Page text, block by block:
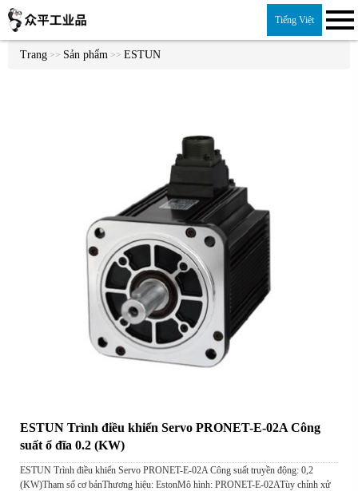
Tiếng Việt
Trang >> Sản phẩm >> ESTUN
ESTUN Trình điều khiển Servo PRONET-E-02A Công
suất ổ đĩa 0.2 (KW)
ESTUN Trình điều khiển Servo PRONET-E-02A Công suất truyền động: 0,2
(KW)Tham số cơ bảnThương hiệu: EstonMô hình: PRONET-E-02ATùy chỉnh xử